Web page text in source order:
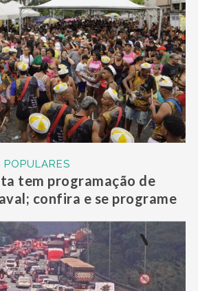
tem programação de
confira e se programe